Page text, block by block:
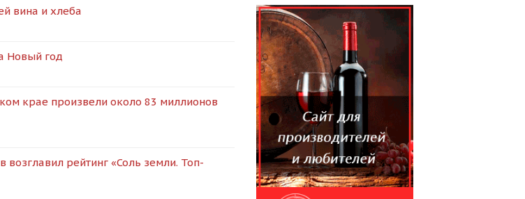
вина и хлеба
Новый год
крае произвели около 83 миллионов
рейтинг «Соль земли. Топ-